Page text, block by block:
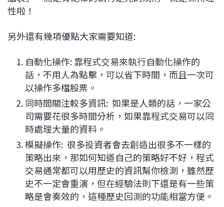
性啦！
另外還有幾項優點大家需要知道:
自動化操作: 靠程式交易來執行自動化操作的
話，不用人為點擊，可以省下時間，而且一次可
以操作多檔股票。
同時間關注較多資訊: 如果是人類的話，一家公
司需要花很多時間分析，如果靠程式交易可以同
時處理大量的資料。
模擬操作: 很多投資者會去創造出很多不一樣的
策略出來，那如何知道自己的策略好不好，程式
交易通常都可以用歷史的資訊幫你檢測，雖然歷
史不一定會重演，但在經驗法則下還是有一些策
略是會奏效的，這種歷史回測的功能相當方便。